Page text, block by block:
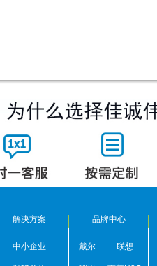
解决方案
中小企业
品牌中心
戴尔 联想